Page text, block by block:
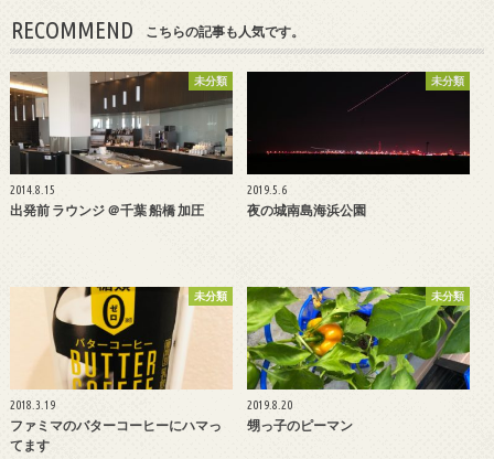
RECOMMEND こちらの記事も人気です。
未分類
2014.8.15
出発前 ラウンジ ＠千葉 船橋 加圧
未分類
2019.5.6
夜の城南島海浜公園
未分類
2018.3.19
ファミマのバターコーヒーにハマっ
てます
未分類
2019.8.20
甥っ子のピーマン